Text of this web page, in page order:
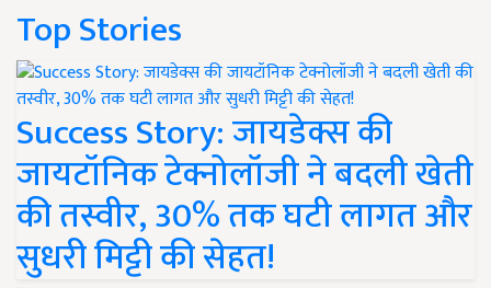
Top Stories
Success Story: जायडेक्स की
जायटॉनिक टेक्नोलॉजी ने बदली खेती
की तस्वीर, 30% तक घटी लागत और
सुधरी मिट्टी की सेहत!